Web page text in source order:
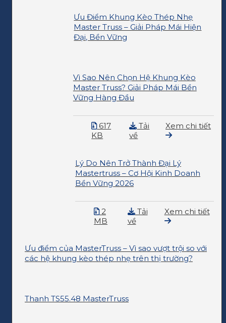
Ưu Điểm Khung Kèo Thép Nhẹ
Master Truss – Giải Pháp Mái Hiện
Đại, Bền Vững
Vì Sao Nên Chọn Hệ Khung Kèo
Master Truss? Giải Pháp Mái Bền
Vững Hàng Đầu
617
KB
Tải
về
Xem chi tiết
Lý Do Nên Trở Thành Đại Lý
Mastertruss – Cơ Hội Kinh Doanh
Bền Vững 2026
2
MB
Tải
về
Xem chi tiết
Ưu điểm của MasterTruss – Vì sao vượt trội so với
các hệ khung kèo thép nhẹ trên thị trường?
Thanh TS55.48 MasterTruss